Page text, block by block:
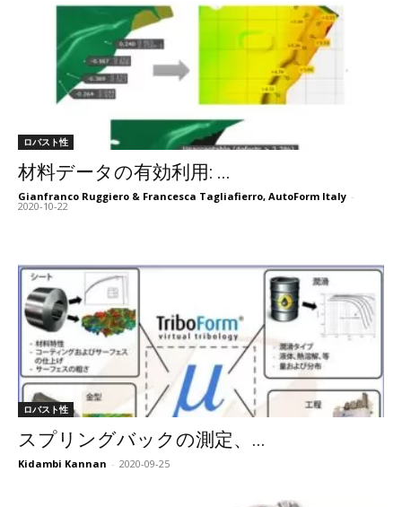
ロバスト性
材料データの有効利用: ...
Gianfranco Ruggiero & Francesca Tagliafierro, AutoForm Italy -
2020-10-22
ロバスト性
スプリングバックの測定、...
Kidambi Kannan - 2020-09-25